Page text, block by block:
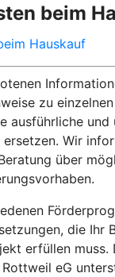
beim
Hauskauf
zu
ausführliche und
Wir
über
die Ihr
erfüllen muss.
eG